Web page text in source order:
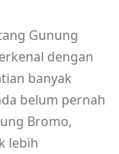
Gunung
dengan
banyak
belum pernah
Bromo,
lebih